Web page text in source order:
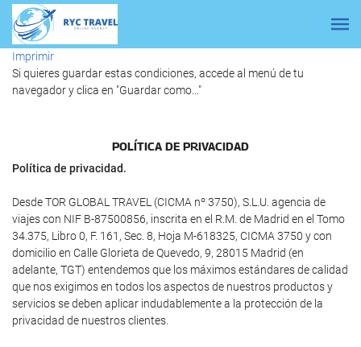
Imprimir
Si quieres guardar estas condiciones, accede al menú de tu
navegador y clica en "Guardar como..."
POLÍTICA DE PRIVACIDAD
Política de privacidad.
Desde TOR GLOBAL TRAVEL (CICMA nº 3750), S.L.U. agencia de
viajes con NIF B-87500856, inscrita en el R.M. de Madrid en el Tomo
34.375, Libro 0, F. 161, Sec. 8, Hoja M-618325, CICMA 3750 y con
domicilio en Calle Glorieta de Quevedo, 9, 28015 Madrid (en
adelante, TGT) entendemos que los máximos estándares de calidad
que nos exigimos en todos los aspectos de nuestros productos y
servicios se deben aplicar indudablemente a la protección de la
privacidad de nuestros clientes.